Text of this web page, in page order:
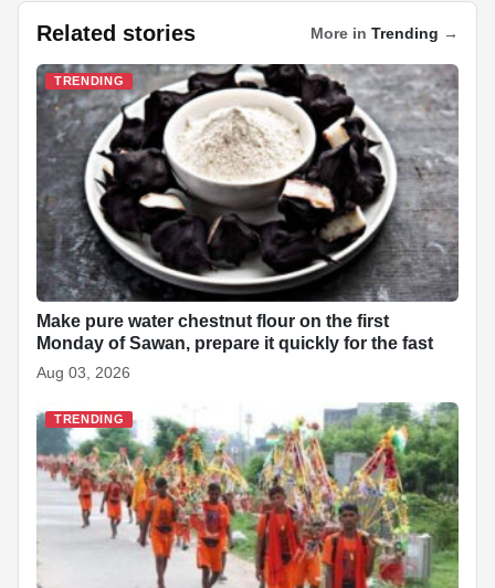
c
e
b
o
o
k
at
s
A
p
p
k
e
dI
n
e
p
c
h
at
er
e
st
d
di
t
ar
e
Related stories More in Trending →
TRENDING
Make pure water chestnut flour on the first
Monday of Sawan, prepare it quickly for the fast
Aug 03, 2026
TRENDING